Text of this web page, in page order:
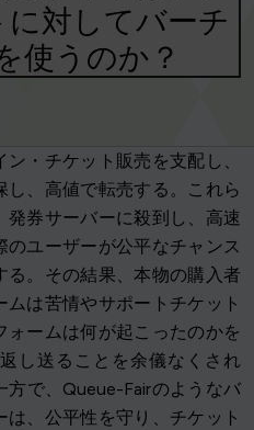
対してバーチ
使うのか？
・チケット販売を支配し、
、高値で転売する。これら
券サーバーに殺到し、高速
ユーザーが公平なチャンス
る。その結果、本物の購入者
は苦情やサポートチケット
ームは何が起こったのかを
し送ることを余儀なくされ
方で、Queue-Fairのようなバ
、公平性を守り、チケット